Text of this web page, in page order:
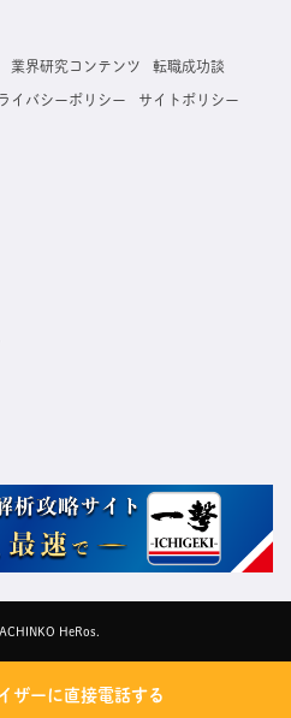
ズに転職・復職できます。
業界研究コンテンツ 転職成功談
イバシーポリシー サイトポリシー
HeRos.
ザーに直接電話する